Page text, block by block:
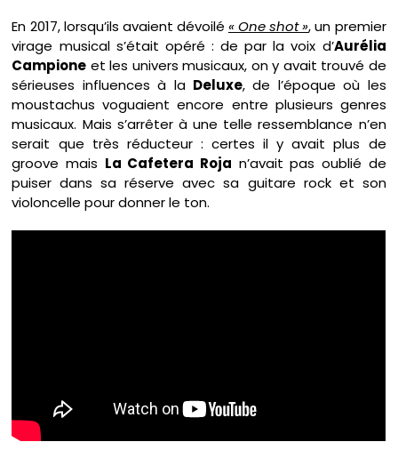
En 2017, lorsqu’ils avaient dévoilé « One shot », un premier
virage musical s’était opéré : de par la voix d’Aurélia
Campione et les univers musicaux, on y avait trouvé de
sérieuses influences à la Deluxe, de l’époque où les
moustachus voguaient encore entre plusieurs genres
musicaux. Mais s’arrêter à une telle ressemblance n’en
serait que très réducteur : certes il y avait plus de
groove mais La Cafetera Roja n’avait pas oublié de
puiser dans sa réserve avec sa guitare rock et son
violoncelle pour donner le ton.